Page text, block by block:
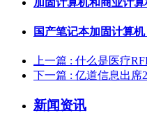
国产笔记本加固计算
上一篇 : 什么是医疗
下一篇 : 亿道信息出席
新闻资讯